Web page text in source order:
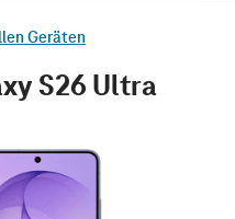
Geräten
S26 Ultra